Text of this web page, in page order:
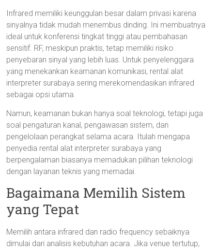
Infrared memiliki keunggulan besar dalam privasi karena
sinyalnya tidak mudah menembus dinding. Ini membuatnya
ideal untuk konferensi tingkat tinggi atau pembahasan
sensitif. RF, meskipun praktis, tetap memiliki risiko
penyebaran sinyal yang lebih luas. Untuk penyelenggara
yang menekankan keamanan komunikasi, rental alat
interpreter surabaya sering merekomendasikan infrared
sebagai opsi utama.
Namun, keamanan bukan hanya soal teknologi, tetapi juga
soal pengaturan kanal, pengawasan sistem, dan
pengelolaan perangkat selama acara. Itulah mengapa
penyedia rental alat interpreter surabaya yang
berpengalaman biasanya memadukan pilihan teknologi
dengan layanan teknis yang memadai.
Bagaimana Memilih Sistem
yang Tepat
Memilih antara infrared dan radio frequency sebaiknya
dimulai dari analisis kebutuhan acara. Jika venue tertutup,